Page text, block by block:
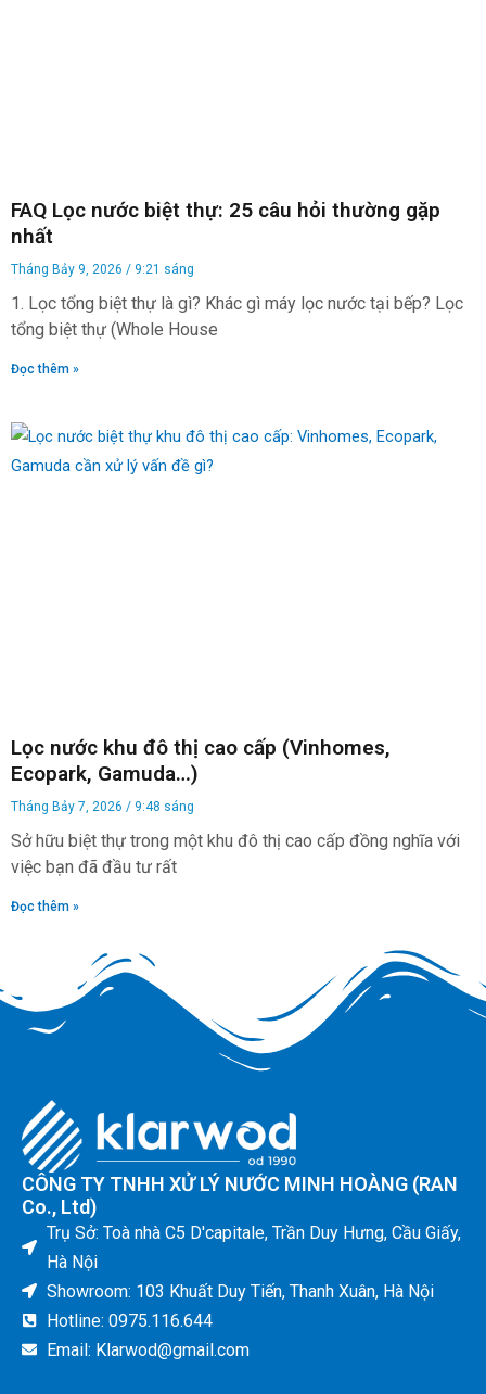
FAQ Lọc nước biệt thự: 25 câu hỏi thường gặp
nhất
Tháng Bảy 9, 2026 9:21 sáng
1. Lọc tổng biệt thự là gì? Khác gì máy lọc nước tại bếp? Lọc
tổng biệt thự (Whole House
Đọc thêm »
Lọc nước khu đô thị cao cấp (Vinhomes,
Ecopark, Gamuda…)
Tháng Bảy 7, 2026 9:48 sáng
Sở hữu biệt thự trong một khu đô thị cao cấp đồng nghĩa với
việc bạn đã đầu tư rất
Đọc thêm »
CÔNG TY TNHH XỬ LÝ NƯỚC MINH HOÀNG (RAN
Co., Ltd)
Trụ Sở: Toà nhà C5 D'capitale, Trần Duy Hưng, Cầu Giấy,
Hà Nội
Showroom: 103 Khuất Duy Tiến, Thanh Xuân, Hà Nội
Hotline: 0975.116.644
Email: Klarwod@gmail.com